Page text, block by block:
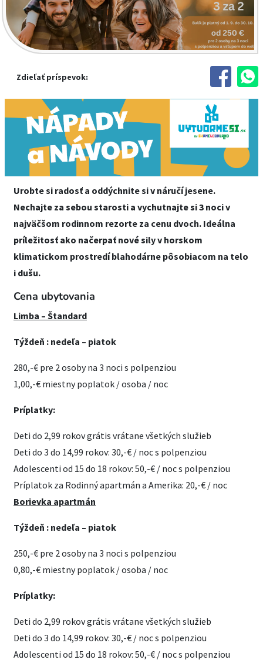
Zdieľať príspevok:
Urobte si radosť a oddýchnite si v náručí jesene.
Nechajte za sebou starosti a vychutnajte si 3 noci v
najväčšom rodinnom rezorte za cenu dvoch. Ideálna
príležitosť ako načerpať nové sily v horskom
klimatickom prostredí blahodárne pôsobiacom na telo
i dušu.
Cena ubytovania
Limba – Štandard
Týždeň : nedeľa – piatok
280,-€ pre 2 osoby na 3 noci s polpenziou
1,00,-€ miestny poplatok / osoba / noc
Príplatky:
Deti do 2,99 rokov grátis vrátane všetkých služieb
Deti do 3 do 14,99 rokov: 30,-€ / noc s polpenziou
Adolescenti od 15 do 18 rokov: 50,-€ / noc s polpenziou
Príplatok za Rodinný apartmán a Amerika: 20,-€ / noc
Borievka apartmán
Týždeň : nedeľa – piatok
250,-€ pre 2 osoby na 3 noci s polpenziou
0,80,-€ miestny poplatok / osoba / noc
Príplatky:
Deti do 2,99 rokov grátis vrátane všetkých služieb
Deti do 3 do 14,99 rokov: 30,-€ / noc s polpenziou
Adolescenti od 15 do 18 rokov: 50,-€ / noc s polpenziou